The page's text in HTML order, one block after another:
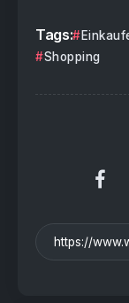
Tags:
Shopping